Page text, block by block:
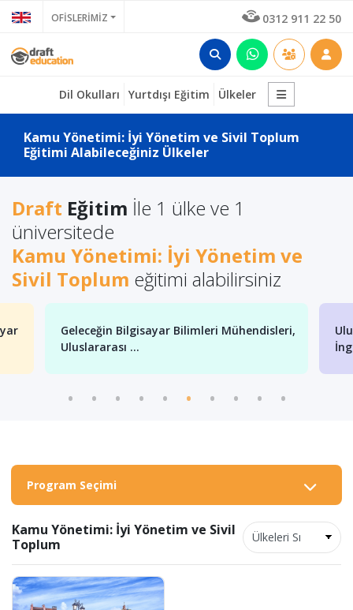
OFİSLERİMİZ 0312 911 22 50
Dil Okulları Yurtdışı Eğitim Ülkeler
Kamu Yönetimi: İyi Yönetim ve Sivil Toplum
Eğitimi Alabileceğiniz Ülkeler
Draft Eğitim İle 1 ülke ve 1
üniversitede
Kamu Yönetimi: İyi Yönetim ve
Sivil Toplum eğitimi alabilirsiniz
Geleceğin Bilgisayar Bilimleri Mühendisleri,
Uluslararası ...
Program Seçimi
Kamu Yönetimi: İyi Yönetim ve Sivil
Toplum